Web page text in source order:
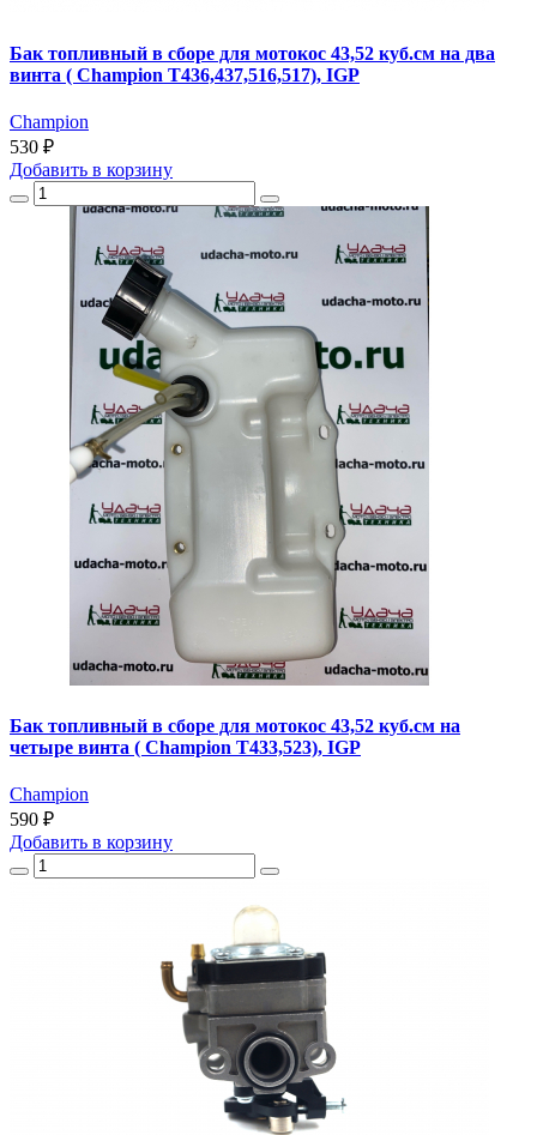
Бак топливный в сборе для мотокос 43,52 куб.см на два
винта ( Champion T436,437,516,517), IGP
Champion
530 ₽
Добавить в корзину
Бак топливный в сборе для мотокос 43,52 куб.см на
четыре винта ( Champion T433,523), IGP
Champion
590 ₽
Добавить в корзину